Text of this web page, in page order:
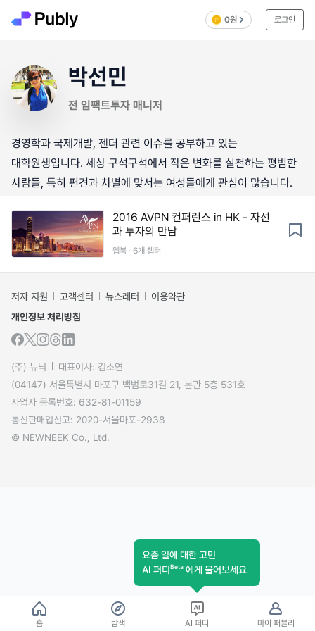
0원 로그인
박선민
전 임팩트투자 매니저
경영학과 국제개발, 젠더 관련 이슈를 공부하고 있는
대학원생입니다. 세상 구석구석에서 작은 변화를 실천하는 평범한
사람들, 특히 편견과 차별에 맞서는 여성들에게 관심이 많습니다.
2016 AVPN 컨퍼런스 in HK - 자선
과 투자의 만남
웹북 · 6개 챕터
저자 지원 고객센터 뉴스레터
이용약관
개인정보 처리방침
(주) 뉴닉
대표이사: 김소연
(04147) 서울특별시 마포구 백범로31길 21, 본관 5층 531호
사업자 등록번호: 632-81-01159
통신판매업신고: 2020-서울마포-2938
© NEWNEEK Co., Ltd.
홈 탐색
요즘 일에 대한 고민
AI 퍼디Beta 에게 물어보세요
AI 퍼디 마이 퍼블리